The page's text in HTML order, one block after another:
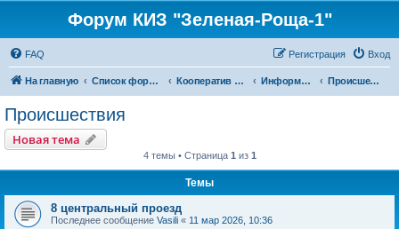
Форум КИЗ "Зеленая-Роща-1"
FAQ Вход
Регистрация
На главную Список форумов Кооператив "Зеленая Роща-1" Информация Происшествия
Происшествия
Новая тема
4 темы • Страница 1 из 1
Темы
8 центральный проезд
Последнее сообщение Vasili « 11 мар 2026, 10:36